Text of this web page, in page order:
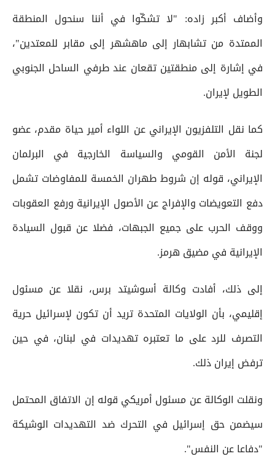
وأضاف أكبر زاده: "لا تشكّوا في أننا سنحول المنطقة
الممتدة من تشابهار إلى ماهشهر إلى مقابر للمعتدين"،
في إشارة إلى منطقتين تقعان عند طرفي الساحل الجنوبي
الطويل لإيران.
كما نقل التلفزيون الإيراني عن اللواء أمير حياة مقدم، عضو
لجنة الأمن القومي والسياسة الخارجية في البرلمان
الإيراني، قوله إن شروط طهران الخمسة للمفاوضات تشمل
دفع التعويضات والإفراج عن الأصول الإيرانية ورفع العقوبات
ووقف الحرب على جميع الجبهات، فضلا عن قبول السيادة
الإيرانية في مضيق هرمز.
إلى ذلك، أفادت وكالة أسوشيتد برس، نقلا عن مسئول
إقليمي، بأن الولايات المتحدة تريد أن تكون لإسرائيل حرية
التصرف للرد على ما تعتبره تهديدات في لبنان، في حين
ترفض إيران ذلك.
ونقلت الوكالة عن مسئول أمريكي قوله إن الاتفاق المحتمل
سيضمن حق إسرائيل في التحرك ضد التهديدات الوشيكة
"دفاعا عن النفس".